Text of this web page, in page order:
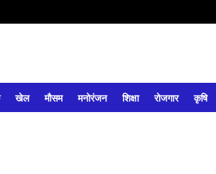
खेल मौसम मनोरंजन शिक्षा रोजगार कृषि